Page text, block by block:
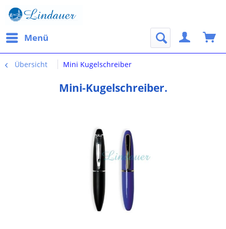
Menü
Übersicht Mini Kugelschreiber
Mini-Kugelschreiber.